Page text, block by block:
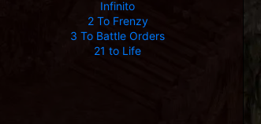
Infinito
2 To Frenzy
3 To Battle Orders
21 to Life